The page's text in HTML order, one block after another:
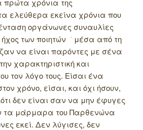
ελεύθερα εκείνα χρόνια που
οργάνωνες συναυλίες
ήχος των ποιητών ͘ μέσα από τη
να είναι παρόντες με σένα
χαρακτηριστική και
τον λόγο τους. Είσαι ένα
χρόνο, είσαι, και όχι ήσουν,
δεν είναι σαν να μην έφυγες
τα μάρμαρα του Παρθενώνα
εκεί. Δεν λύγισες, δεν